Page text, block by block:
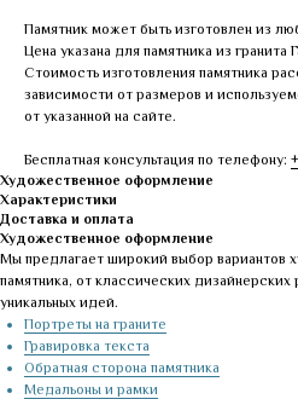
Памятник может быть изготовлен из
Цена указана для памятника из гранита
Стоимость изготовления памятника
зависимости от размеров и
от указанной на сайте.
Бесплатная консультация по телефону:
Художественное оформление
Характеристики
Доставка и оплата
Художественное оформление
Мы предлагает широкий выбор вариантов
памятника, от классических
уникальных идей.
Портреты на граните
Гравировка текста
Обратная сторона памятника
Медальоны и рамки